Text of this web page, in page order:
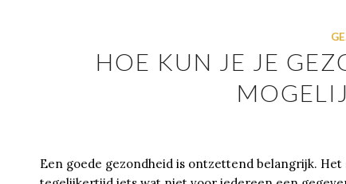
HOE KUN JE JE
Een goede gezondheid is ontzettend belangrijk.